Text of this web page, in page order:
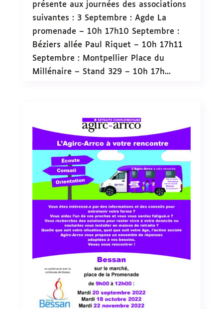
présente aux journées des associations
suivantes : 3 Septembre : Agde La
promenade – 10h 17h10 Septembre :
Béziers allée Paul Riquet – 10h 17h11
Septembre : Montpellier Place du
Millénaire – Stand 329 – 10h 17h...